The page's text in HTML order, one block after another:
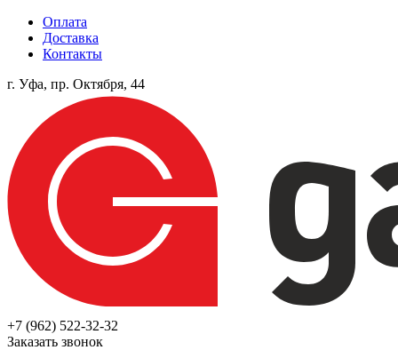
Оплата
Доставка
Контакты
г. Уфа, пр. Октября, 44
+7 (962) 522-32-32
Заказать звонок